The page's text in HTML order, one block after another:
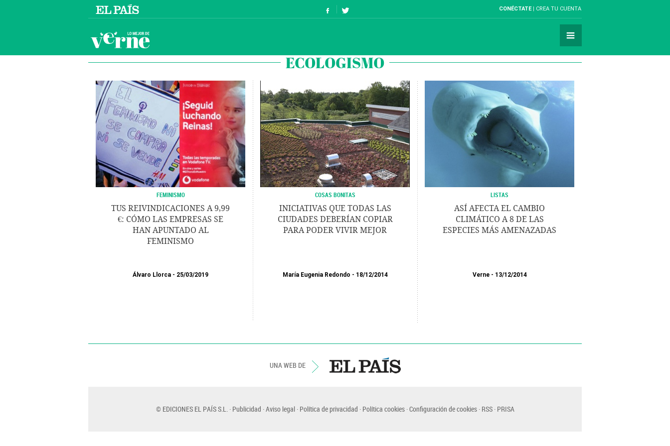
CONÉCTATE CREA TU CUENTA
ECOLOGISMO
FEMINISMO
TUS REIVINDICACIONES A 9,99
€: CÓMO LAS EMPRESAS SE
HAN APUNTADO AL
FEMINISMO
Álvaro Llorca 25/03/2019
COSAS BONITAS
INICIATIVAS QUE TODAS LAS
CIUDADES DEBERÍAN COPIAR
PARA PODER VIVIR MEJOR
María Eugenia Redondo 18/12/2014
LISTAS
ASÍ AFECTA EL CAMBIO
CLIMÁTICO A 8 DE LAS
ESPECIES MÁS AMENAZADAS
Verne 13/12/2014
UNA WEB DE
© EDICIONES EL PAÍS S.L. Publicidad Aviso legal Política de privacidad Política cookies Configuración de cookies RSS PRISA